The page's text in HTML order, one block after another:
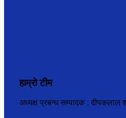
हाम्रो टीम
अध्यक्ष प्रबन्ध सम्पादक : दीपकलाल